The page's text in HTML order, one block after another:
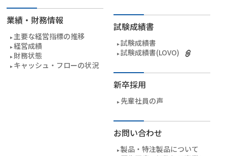
業績・財務情報
主要な経営指標の推移
経営成績
財務状態
キャッシュ・フローの状況
試験成績書
試験成績書
試験成績書(LOVO)
新卒採用
先輩社員の声
お問い合わせ
製品・特注製品について